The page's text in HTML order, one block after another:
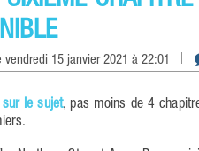
vendredi 15 janvier 2021 à 22:01
sur le sujet, pas moins de 4